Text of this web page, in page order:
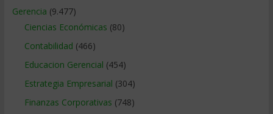
Gerencia (9.477)
Ciencias Económicas (80)
Contabilidad (466)
Educacion Gerencial (454)
Estrategia Empresarial (304)
Finanzas Corporativas (748)